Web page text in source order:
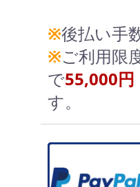
※後払い手
※ご利用限
で55,000円
す。